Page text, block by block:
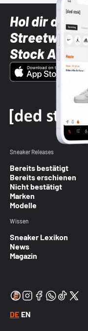
Hol dir die
Streetwear-
Stock App
Sneaker Releases
Bereits bestätigt
Bereits erschienen
Nicht bestätigt
Marken
Modelle
Wissen
Sneaker Lexikon
News
Magazin
DE EN